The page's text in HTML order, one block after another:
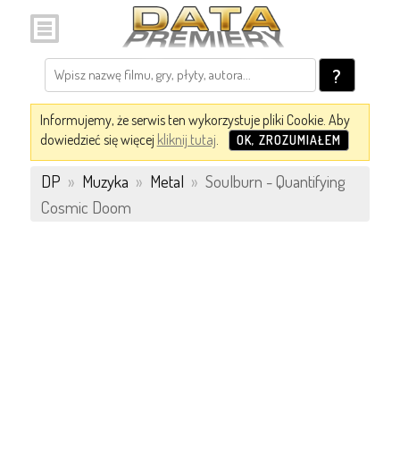
?
Informujemy, że serwis ten wykorzystuje pliki Cookie. Aby
dowiedzieć się więcej kliknij tutaj. OK, ZROZUMIAŁEM
DP » Muzyka » Metal » Soulburn - Quantifying
Cosmic Doom